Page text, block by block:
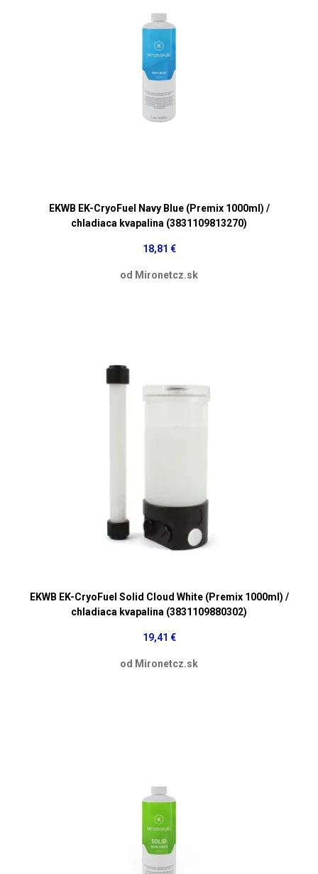
EKWB EK-CryoFuel Navy Blue (Premix 1000ml) /
chladiaca kvapalina (3831109813270)
18,81 €
od Mironetcz.sk
EKWB EK-CryoFuel Solid Cloud White (Premix 1000ml) /
chladiaca kvapalina (3831109880302)
19,41 €
od Mironetcz.sk